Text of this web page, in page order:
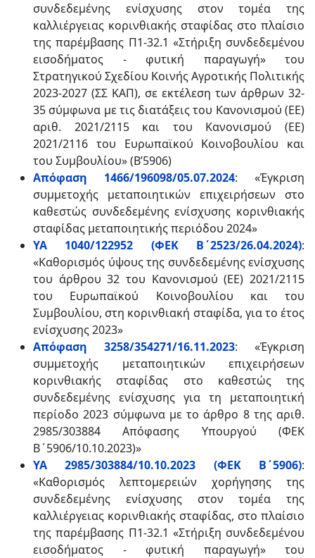
συνδεδεμένης ενίσχυσης στον τομέα της
καλλιέργειας κορινθιακής σταφίδας στο πλαίσιο
της παρέμβασης Π1-32.1 «Στήριξη συνδεδεμένου
εισοδήματος - φυτική παραγωγή» του
Στρατηγικού Σχεδίου Κοινής Αγροτικής Πολιτικής
2023-2027 (ΣΣ ΚΑΠ), σε εκτέλεση των άρθρων 32-
35 σύμφωνα με τις διατάξεις του Κανονισμού (ΕΕ)
αριθ. 2021/2115 και του Κανονισμού (ΕΕ)
2021/2116 του Ευρωπαϊκού Κοινοβουλίου και
του Συμβουλίου» (Β’5906)
Απόφαση 1466/196098/05.07.2024: «Έγκριση
συμμετοχής μεταποιητικών επιχειρήσεων στο
καθεστώς συνδεδεμένης ενίσχυσης κορινθιακής
σταφίδας μεταποιητικής περιόδου 2024»
ΥΑ 1040/122952 (ΦΕΚ Β΄2523/26.04.2024):
«Καθορισμός ύψους της συνδεδεμένης ενίσχυσης
του άρθρου 32 του Κανονισμού (ΕΕ) 2021/2115
του Ευρωπαϊκού Κοινοβουλίου και του
Συμβουλίου, στη κορινθιακή σταφίδα, για το έτος
ενίσχυσης 2023»
Απόφαση 3258/354271/16.11.2023: «Έγκριση
συμμετοχής μεταποιητικών επιχειρήσεων
κορινθιακής σταφίδας στο καθεστώς της
συνδεδεμένης ενίσχυσης για τη μεταποιητική
περίοδο 2023 σύμφωνα με το άρθρο 8 της αριθ.
2985/303884 Απόφασης Υπουργού (ΦΕΚ
Β΄5906/10.10.2023)»
ΥΑ 2985/303884/10.10.2023 (ΦΕΚ Β΄5906):
«Καθορισμός λεπτομερειών χορήγησης της
συνδεδεμένης ενίσχυσης στον τομέα της
καλλιέργειας κορινθιακής σταφίδας, στο πλαίσιο
της παρέμβασης Π1-32.1 «Στήριξη συνδεδεμένου
εισοδήματος - φυτική παραγωγή» του